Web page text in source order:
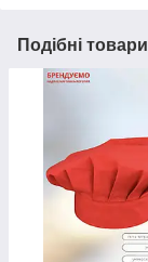
Подібні